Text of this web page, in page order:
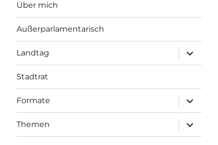
Über mich
Außerparlamentarisch
Landtag
öffnen
Stadtrat
Formate
öffnen
Themen
öffnen